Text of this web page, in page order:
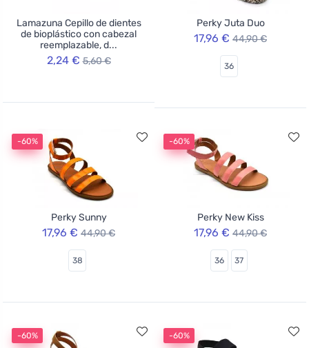
Lamazuna Cepillo de dientes
de bioplástico con cabezal
reemplazable, d...
2,24 € 5,60 €
Perky Juta Duo
17,96 € 44,90 €
36
-60%
Perky Sunny
17,96 € 44,90 €
38
-60%
Perky New Kiss
17,96 € 44,90 €
36 37
-60% -60%